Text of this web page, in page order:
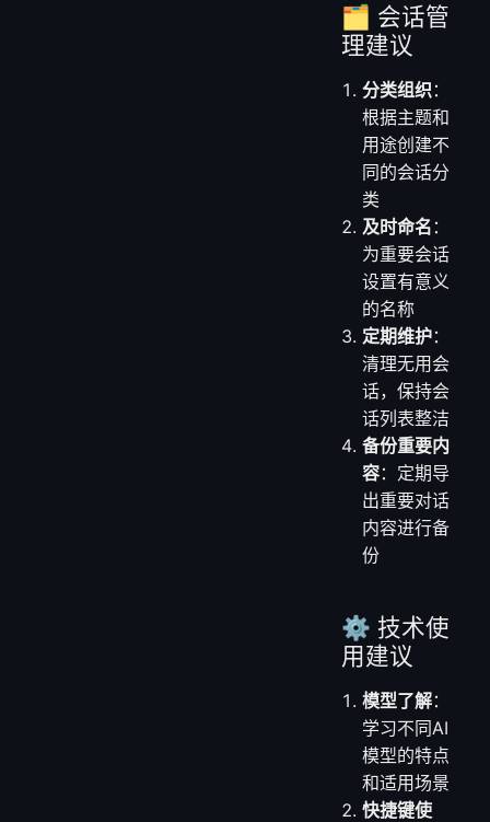
🗂️ 会话管
理建议
分类组织 ：
根据主题和
用途创建不
同的会话分
类
及时命名 ：
为重要会话
设置有意义
的名称
定期维护：
清理无用会
话，保持会
话列表整洁
备份重要内
容：定期导
出重要对话
内容进行备
份
⚙️ 技术使
用建议
模型了解：
学习不同AI
模型的特点
和适用场景
快捷键使